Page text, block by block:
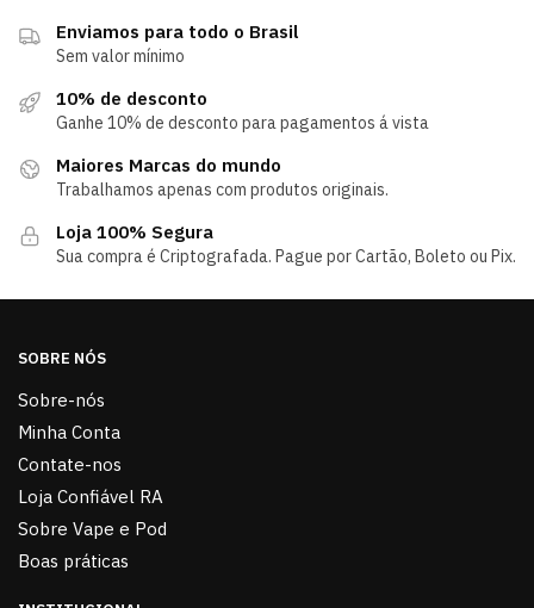
Enviamos para todo o Brasil
Sem valor mínimo
10% de desconto
Ganhe 10% de desconto para pagamentos á vista
Maiores Marcas do mundo
Trabalhamos apenas com produtos originais.
Loja 100% Segura
Sua compra é Criptografada. Pague por Cartão, Boleto ou Pix.
SOBRE NÓS
Sobre-nós
Minha Conta
Contate-nos
Loja Confiável RA
Sobre Vape e Pod
Boas práticas